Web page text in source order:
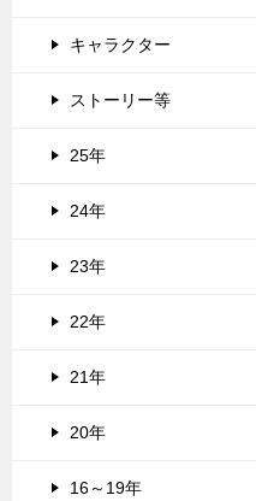
キャラクター
ストーリー等
25年
24年
23年
22年
21年
20年
16～19年